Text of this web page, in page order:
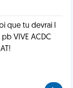
que tu devrai l
VIVE ACDC